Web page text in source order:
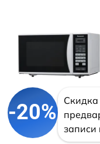
-20%
Скидка
записи